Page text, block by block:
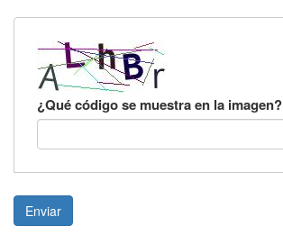
¿Qué código se muestra en la imagen?
Enviar